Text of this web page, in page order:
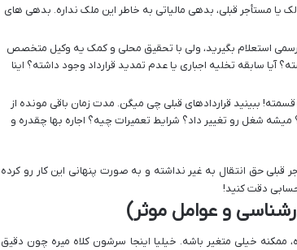
یا مستأجر قبلی، بدهی مالیاتی به خاطر این ملک نداره. بدهی های
استعلام بگیرید، ولی با تحقیق محلی و کمک یه وکیل متخصص
آیا سابقه تخلیه اجباری یا عدم تمدید قرارداد وجود داشته؟ اینا
ببینید قراردادهای قبلی چی میگن. مدت زمان باقی مونده از
میشه شغل رو تغییر داد؟ شرایط تعمیرات چیه؟ اجاره بها چقدره و
باشه، ممکنه مستأجر قبلی حق انتقال به غیر نداشته و به صورت پنهانی این کار رو کرده
دقت کنید!
و عوامل موثر)
خیلی متغیر باشه. خیلیا اینجا سرشون کلاه میره چون دقیق